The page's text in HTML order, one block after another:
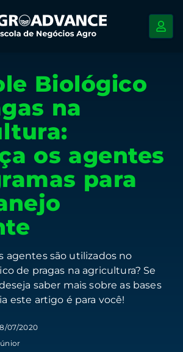
Biológico
na
os agentes
para
agentes são utilizados no
de pragas na agricultura? Se
saber mais sobre as bases
este artigo é para você!
07/2020